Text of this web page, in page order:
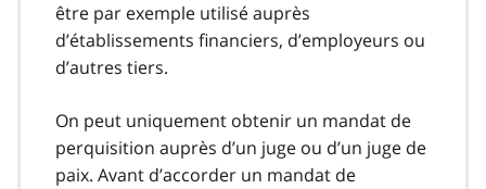
être par exemple utilisé auprès
d’établissements financiers, d’employeurs ou
d’autres tiers.
On peut uniquement obtenir un mandat de
perquisition auprès d’un juge ou d’un juge de
paix. Avant d’accorder un mandat de